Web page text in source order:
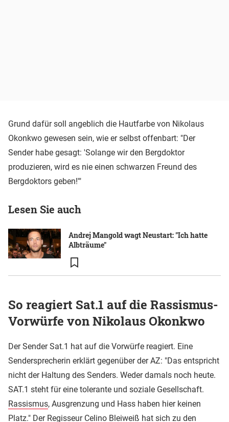
Grund dafür soll angeblich die Hautfarbe von Nikolaus
Okonkwo gewesen sein, wie er selbst offenbart: "Der
Sender habe gesagt: 'Solange wir den Bergdoktor
produzieren, wird es nie einen schwarzen Freund des
Bergdoktors geben!'"
Lesen Sie auch
Andrej Mangold wagt Neustart: "Ich hatte
Albträume"
So reagiert Sat.1 auf die Rassismus-
Vorwürfe von Nikolaus Okonkwo
Der Sender Sat.1 hat auf die Vorwürfe reagiert. Eine
Sendersprecherin erklärt gegenüber der AZ: "Das entspricht
nicht der Haltung des Senders. Weder damals noch heute.
SAT.1 steht für eine tolerante und soziale Gesellschaft.
Rassismus, Ausgrenzung und Hass haben hier keinen
Platz." Der Regisseur Celino Bleiweiß hat sich zu den